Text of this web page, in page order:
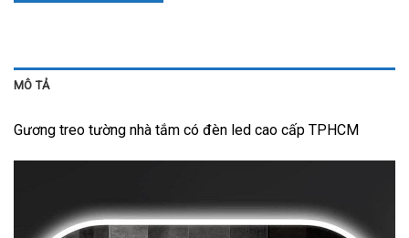
MÔ TẢ
Gương treo tường nhà tắm có đèn led cao cấp TPHCM